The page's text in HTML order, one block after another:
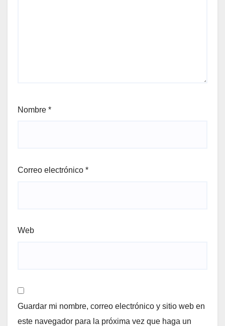
Nombre *
Correo electrónico *
Web
Guardar mi nombre, correo electrónico y sitio web en
este navegador para la próxima vez que haga un